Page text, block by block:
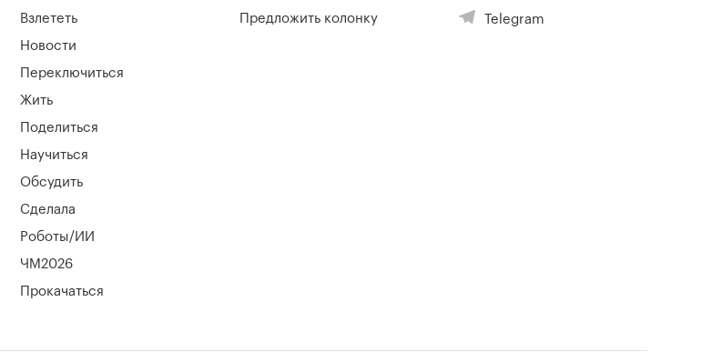
Взлететь
Новости
Переключиться
Жить
Поделиться
Научиться
Обсудить
Сделала
Роботы/ИИ
ЧМ2026
Прокачаться
Предложить колонку
Telegram